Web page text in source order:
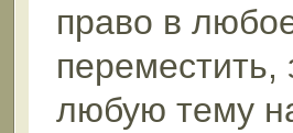
право в
переместить,
любую тему